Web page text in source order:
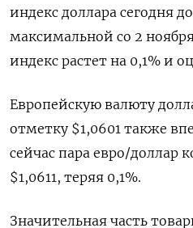
индекс доллара сегодня
максимальной со 2
индекс растет на 0,1% и
Европейскую валюту
отметку $1,0601 также
сейчас пара евро/доллар
$1,0611, теряя 0,1%.
Значительная часть